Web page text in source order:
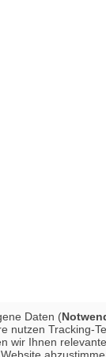
Daten (
nutzen Tracking-
wir Ihnen